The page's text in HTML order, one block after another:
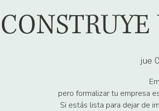
jue
pero formalizar tu empresa
Si estás lista para dejar de